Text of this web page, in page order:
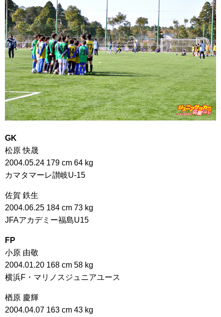
GK
松原 快晟
2004.05.24 179 cm 64 kg
カマタマーレ讃岐U-15
佐賀 鉄生
2004.06.25 184 cm 73 kg
JFAアカデミー福島U15
FP
小原 由敬
2004.01.20 168 cm 58 kg
横浜F・マリノスジュニアユース
楢原 慶輝
2004.04.07 163 cm 43 kg